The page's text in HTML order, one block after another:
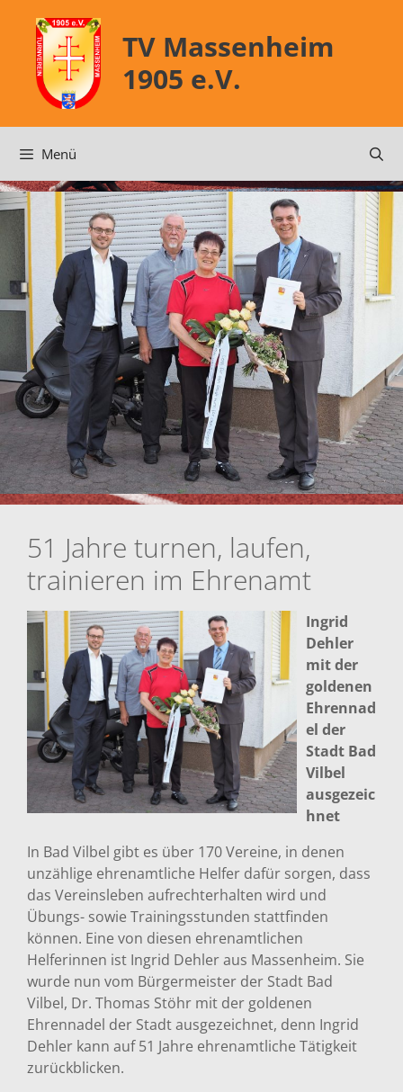
Inhalt
springen
TV Massenheim
1905 e.V.
Menü
51 Jahre turnen, laufen,
trainieren im Ehrenamt
Ingrid
Dehler
mit der
goldenen
Ehrennad
el der
Stadt Bad
Vilbel
ausgezeic
hnet
In Bad Vilbel gibt es über 170 Vereine, in denen
unzählige ehrenamtliche Helfer dafür sorgen, dass
das Vereinsleben aufrechterhalten wird und
Übungs- sowie Trainingsstunden stattfinden
können. Eine von diesen ehrenamtlichen
Helferinnen ist Ingrid Dehler aus Massenheim. Sie
wurde nun vom Bürgermeister der Stadt Bad
Vilbel, Dr. Thomas Stöhr mit der goldenen
Ehrennadel der Stadt ausgezeichnet, denn Ingrid
Dehler kann auf 51 Jahre ehrenamtliche Tätigkeit
zurückblicken.